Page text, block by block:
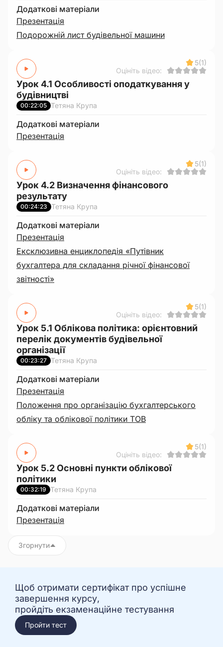
Додаткові матеріали
Презентація
Подорожній лист будівельної машини
5(1)
Оцініть відео:
Урок 4.1 Особливості оподаткування у
будівництві
00:22:05 Тетяна Крупа
Додаткові матеріали
Презентація
5(1)
Оцініть відео:
Урок 4.2 Визначення фінансового
результату
00:24:23 Тетяна Крупа
Додаткові матеріали
Презентація
Ексклюзивна енциклопедія «Путівник
бухгалтера для складання річної фінансової
звітності»
5(1)
Оцініть відео:
Урок 5.1 Облікова політика: орієнтовний
перелік документів будівельної
організації
00:23:27 Тетяна Крупа
Додаткові матеріали
Презентація
Положення про організацію бухгалтерського
обліку та облікової політики ТОВ
5(1)
Оцініть відео:
Урок 5.2 Основні пункти облікової
політики
00:32:19 Тетяна Крупа
Додаткові матеріали
Презентація
Згорнути
Щоб отримати сертифікат про успішне
завершення курсу,
пройдіть екзаменаційне тестування
Пройти тест